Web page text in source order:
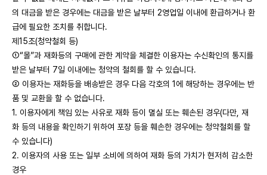
의 대금을 받은 경우에는 대금을 받은 날부터 2영업일 이내에 환급하거나 환
급에 필요한 조치를 취합니다.
제15조(청약철회 등)
①“몰”과 재화등의 구매에 관한 계약을 체결한 이용자는 수신확인의 통지를
받은 날부터 7일 이내에는 청약의 철회를 할 수 있습니다.
② 이용자는 재화등을 배송받은 경우 다음 각호의 1에 해당하는 경우에는 반
품 및 교환을 할 수 없습니다.
1. 이용자에게 책임 있는 사유로 재화 등이 멸실 또는 훼손된 경우(다만, 재
화 등의 내용을 확인하기 위하여 포장 등을 훼손한 경우에는 청약철회를 할
수 있습니다)
2. 이용자의 사용 또는 일부 소비에 의하여 재화 등의 가치가 현저히 감소한
경우